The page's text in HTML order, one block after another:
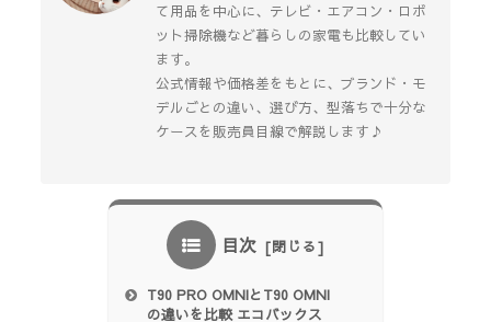
て用品を中心に、テレビ・エアコン・ロボ
ット掃除機など暮らしの家電も比較してい
ます。
公式情報や価格差をもとに、ブランド・モ
デルごとの違い、選び方、型落ちで十分な
ケースを販売員目線で解説します♪
目次
T90 PRO OMNIとT90 OMNI
の違いを比較 エコバックス